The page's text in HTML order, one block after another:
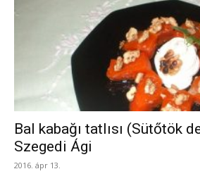
Bal kabağı tatlısı (Sütőtök
Szegedi Ági
2016. ápr 13.